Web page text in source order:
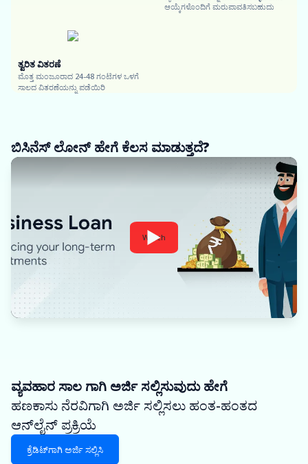
ಆಯ್ಕೆಗಳೊಂದಿಗೆ ಮರುಪಾವತಿಸಬಹುದು
ತ್ವರಿತ ವಿತರಣೆ
ಮೊತ್ತ ಮಂಜೂರಾದ 24-48 ಗಂಟೆಗಳ ಒಳಗೆ
ಸಾಲದ ವಿತರಣೆಯನ್ನು ಪಡೆಯಿರಿ
ಬಿಸಿನೆಸ್ ಲೋನ್ ಹೇಗೆ ಕೆಲಸ ಮಾಡುತ್ತದೆ?
Watch
ವ್ಯವಹಾರ ಸಾಲ ಗಾಗಿ ಅರ್ಜಿ ಸಲ್ಲಿಸುವುದು ಹೇಗೆ
ಹಣಕಾಸು ನೆರವಿಗಾಗಿ ಅರ್ಜಿ ಸಲ್ಲಿಸಲು ಹಂತ-ಹಂತದ
ಆನ್‌ಲೈನ್ ಪ್ರಕ್ರಿಯೆ
ಕ್ರೆಡಿಟ್‌ಗಾಗಿ ಅರ್ಜಿ ಸಲ್ಲಿಸಿ